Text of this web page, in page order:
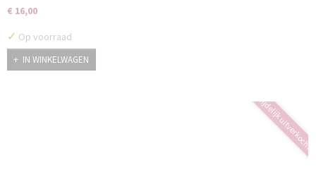
€ 16,00
✓ Op voorraad
IN WINKELWAGEN
tijdelijk uitverkocht